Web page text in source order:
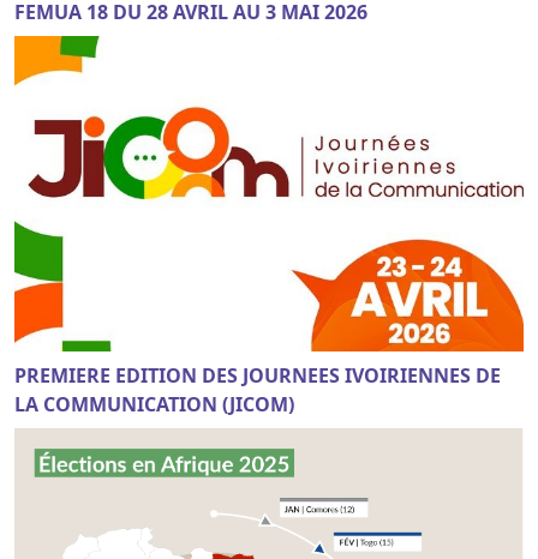
FEMUA 18 DU 28 AVRIL AU 3 MAI 2026
PREMIERE EDITION DES JOURNEES IVOIRIENNES DE
LA COMMUNICATION (JICOM)